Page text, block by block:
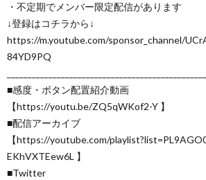
・不定期でメンバー限定配信があります
↓登録はコチラから↓
https://m.youtube.com/sponsor_channel/
84YD9PQ
■感度・ボタン配置紹介動画
【https://youtu.be/ZQ5qWKof2-Y 】
■配信アーカイブ
【https://youtube.com/
EKhVXTEew6L 】
■Twitter